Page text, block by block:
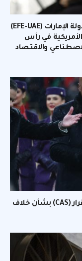
مؤسسة التعليم من أجل التوظيف في دولة الإمارات (EFE-UAE)
في الجامعة الأمريكية في رأس
والاقتصاد
رئيس الاتحاد الأفريقي لكرة القدم يحترم قرار (CAS) بشأن خلاف